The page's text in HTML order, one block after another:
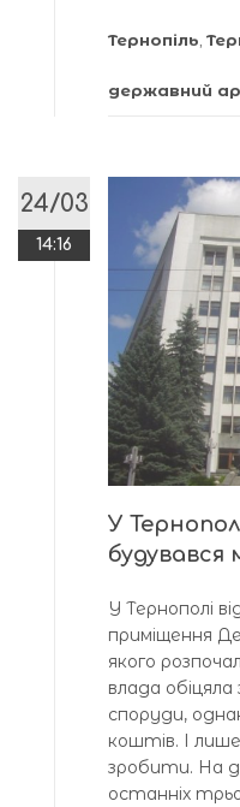
Тернопіль
державний
24/03
14:16
У
будувався
У Тернополі
приміщення
якого
влада
споруди,
коштів. І
зробити. На
останніх